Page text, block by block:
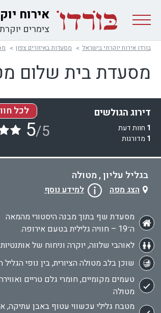
אירוח
צימרים
בורדו אירוח יוקרתי בישראל מסעדות באיזורים צפון
מסעדת בית שלום
דירוג הגולשים
1 חוות דעת
1 מדורגות
לכל
5/5
בגליל עליון , מטולה
הצג מפה למידע נוסף
מסעדת שף בתוך מבנה היסטורי מהמאה
ה־19 – חוויה גלילית בטעם אירופה.
לאוהבי שלווה, יוקרה וניחוח של אותנטיות
שוכן בלב מטולה הציורית, בין נופי הגליל
טעמים מקומיים, חומרי גלם טריים
מטולה
מטבח גלילי עכשווי עטוף באבן עתיקה,